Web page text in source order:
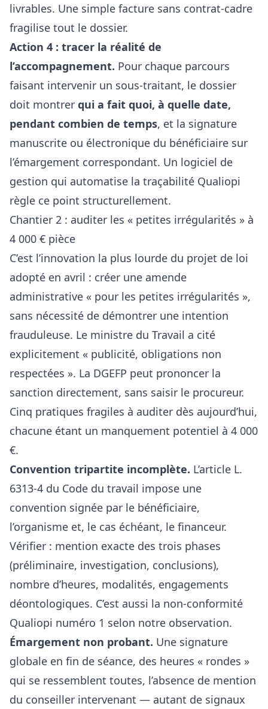
livrables. Une simple facture sans contrat-cadre
fragilise tout le dossier.
Action 4 : tracer la réalité de
l’accompagnement. Pour chaque parcours
faisant intervenir un sous-traitant, le dossier
doit montrer qui a fait quoi, à quelle date,
pendant combien de temps, et la signature
manuscrite ou électronique du bénéficiaire sur
l’émargement correspondant. Un logiciel de
gestion qui automatise la traçabilité Qualiopi
règle ce point structurellement.
Chantier 2 : auditer les « petites irrégularités » à
4 000 € pièce
C’est l’innovation la plus lourde du projet de loi
adopté en avril : créer une amende
administrative « pour les petites irrégularités »,
sans nécessité de démontrer une intention
frauduleuse. Le ministre du Travail a cité
explicitement « publicité, obligations non
respectées ». La DGEFP peut prononcer la
sanction directement, sans saisir le procureur.
Cinq pratiques fragiles à auditer dès aujourd’hui,
chacune étant un manquement potentiel à 4 000
€.
Convention tripartite incomplète. L’article L.
6313-4 du Code du travail impose une
convention signée par le bénéficiaire,
l’organisme et, le cas échéant, le financeur.
Vérifier : mention exacte des trois phases
(préliminaire, investigation, conclusions),
nombre d’heures, modalités, engagements
déontologiques. C’est aussi la non-conformité
Qualiopi numéro 1 selon notre observation.
Émargement non probant. Une signature
globale en fin de séance, des heures « rondes »
qui se ressemblent toutes, l’absence de mention
du conseiller intervenant — autant de signaux